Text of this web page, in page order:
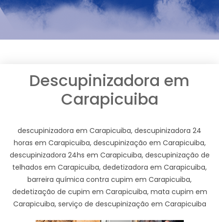
Descupinizadora em
Carapicuiba
descupinizadora em Carapicuiba, descupinizadora 24
horas em Carapicuiba, descupinização em Carapicuiba,
descupinizadora 24hs em Carapicuiba, descupinização de
telhados em Carapicuiba, dedetizadora em Carapicuiba,
barreira química contra cupim em Carapicuiba,
dedetização de cupim em Carapicuiba, mata cupim em
Carapicuiba, serviço de descupinização em Carapicuiba